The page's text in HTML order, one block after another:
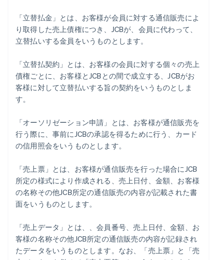
「立替払金」とは、お客様が会員に対する通信販売によ
り取得した売上債権につき、JCBが、会員に代わって、
立替払いする金員をいうものとします。
「立替払契約」とは、お客様の会員に対する個々の売上
債権ごとに、お客様とJCBとの間で成立する、JCBがお
客様に対して立替払いする旨の契約をいうものとしま
す。
「オーソリゼーション申請」とは、お客様が通信販売を
行う際に、事前にJCBの承認を得るために行う、カード
の信用照会をいうものとします。
「売上票」とは、お客様が通信販売を行った場合にJCB
所定の様式により作成される、売上日付、金額、お客様
の名称その他JCB所定の通信販売の内容が記載された書
面をいうものとします。
「売上データ」とは、、会員番号、売上日付、金額、お
客様の名称その他JCB所定の通信販売の内容が記録され
たデータをいうものとします。なお、「売上票」と「売